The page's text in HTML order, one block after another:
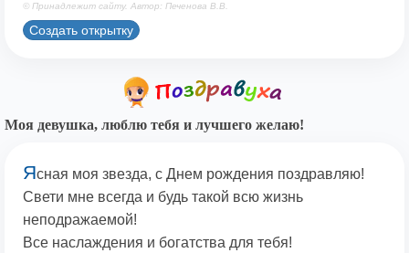
© Принадлежит сайту. Автор: Печенова В.В.
Создать открытку
Моя девушка, люблю тебя и лучшего желаю!
Ясная моя звезда, с Днем рождения поздравляю!
Свети мне всегда и будь такой всю жизнь
неподражаемой!
Все наслаждения и богатства для тебя!